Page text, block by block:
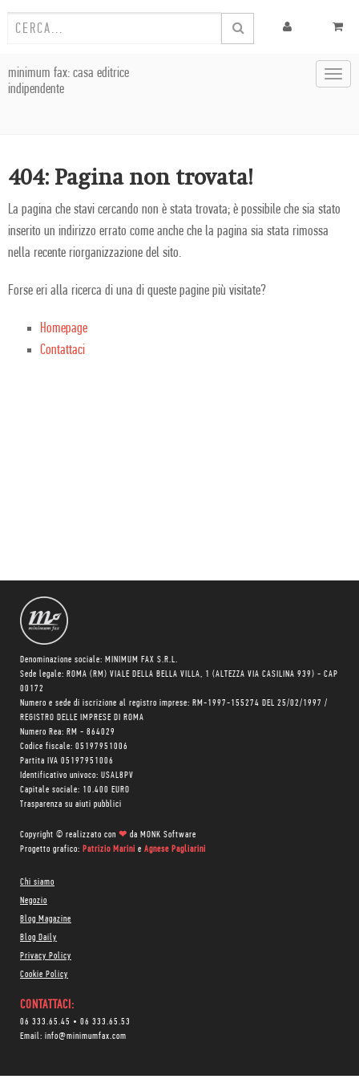
minimum fax: casa editrice
indipendente
404: Pagina non trovata!
La pagina che stavi cercando non è stata trovata; è possibile che sia stato
inserito un indirizzo errato come anche che la pagina sia stata rimossa
nella recente riorganizzazione del sito.
Forse eri alla ricerca di una di queste pagine più visitate?
Homepage
Contattaci
Denominazione sociale: MINIMUM FAX S.R.L.
Sede legale: ROMA (RM) VIALE DELLA BELLA VILLA, 1 (ALTEZZA VIA CASILINA 939) - CAP
00172
Numero e sede di iscrizione al registro imprese: RM-1997-155274 DEL 25/02/1997 /
REGISTRO DELLE IMPRESE DI ROMA
Numero Rea: RM - 864029
Codice fiscale: 05197951006
Partita IVA 05197951006
Identificativo univoco: USAL8PV
Capitale sociale: 10.400 EURO
Trasparenza su aiuti pubblici
Copyright © realizzato con ❤ da MONK Software
Progetto grafico: Patrizio Marini e Agnese Pagliarini
Chi siamo
Negozio
Blog Magazine
Blog Daily
Privacy Policy
Cookie Policy
CONTATTACI:
06 333.65.45 • 06 333.65.53
Email: info@minimumfax.com